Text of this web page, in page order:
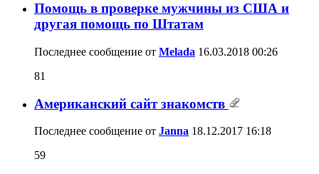
Помощь в проверке мужчины из США и
другая помощь по Штатам
Последнее сообщение от Melada 16.03.2018 00:26
81
Американский сайт знакомств
Последнее сообщение от Janna 18.12.2017 16:18
59